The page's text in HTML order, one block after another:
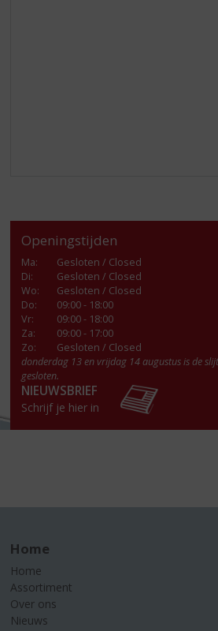
Openingstijden
Ma:
Gesloten / Closed
Di:
Gesloten / Closed
Wo:
Gesloten / Closed
Do:
09:00 - 18:00
Vr:
09:00 - 18:00
Za:
09:00 - 17:00
Zo:
Gesloten / Closed
donderdag 13 en vrijdag 14 augustus is de
gesloten.
NIEUWSBRIEF
Schrijf je hier in
Home
Home
Assortiment
Over ons
Nieuws